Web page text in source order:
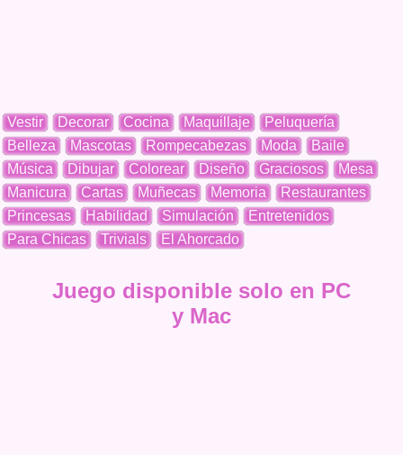
Vestir Decorar Cocina Maquillaje
Peluquería
Belleza
Mascotas Rompecabezas Moda
Baile
Música
Dibujar Colorear Diseño Graciosos
Mesa
Manicura
Cartas Muñecas Memoria
Restaurantes
Princesas
Habilidad Simulación
Entretenidos
Para Chicas
Trivials El Ahorcado
Juego disponible solo en PC
y Mac